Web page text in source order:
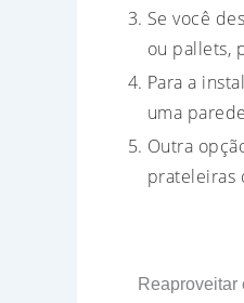
Se você
ou pallets,
Para a
uma
Outra
prateleiras
Reaproveitar